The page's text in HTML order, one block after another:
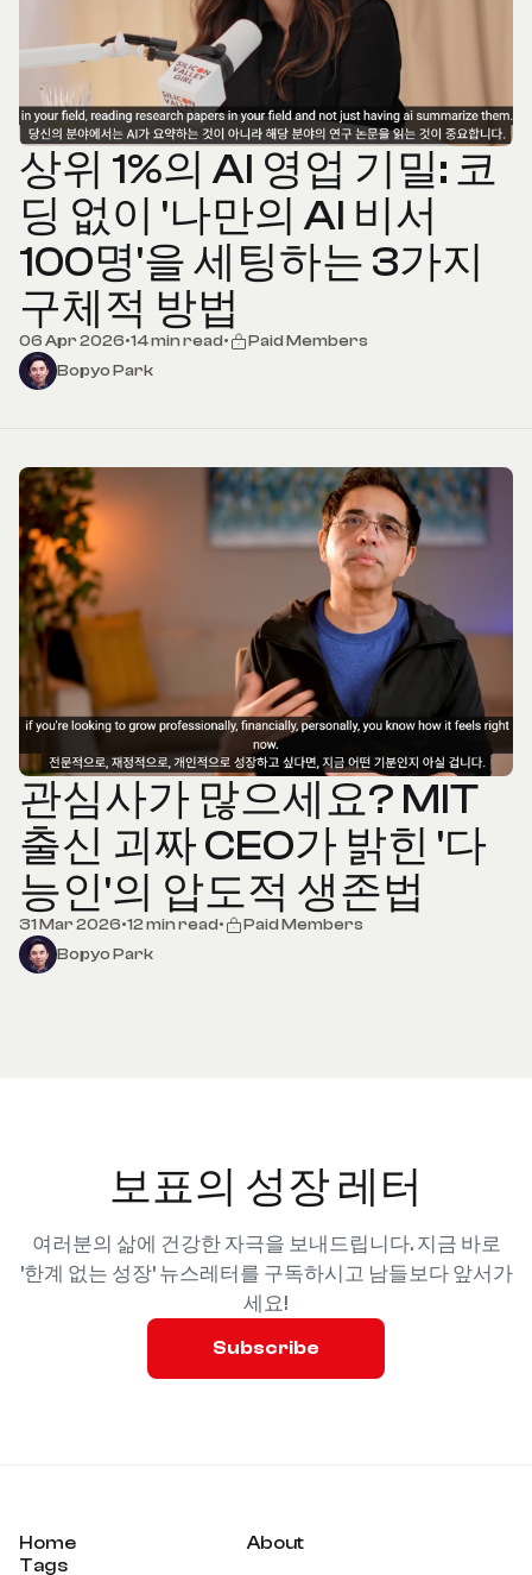
상위 1%의 AI 영업 기밀: 코
딩 없이 '나만의 AI 비서
100명'을 세팅하는 3가지
구체적 방법
06 Apr 2026•14 min read•
Paid Members
Bopyo Park
관심사가 많으세요? MIT
출신 괴짜 CEO가 밝힌 '다
능인'의 압도적 생존법
31 Mar 2026•12 min read•
Paid Members
Bopyo Park
보표의 성장 레터
여러분의 삶에 건강한 자극을 보내드립니다. 지금 바로
'한계 없는 성장' 뉴스레터를 구독하시고 남들보다 앞서가
세요!
Subscribe
Home
About
Tags